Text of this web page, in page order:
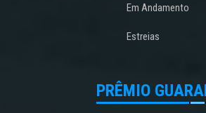
Em Andamento
Estreias
PRÊMIO